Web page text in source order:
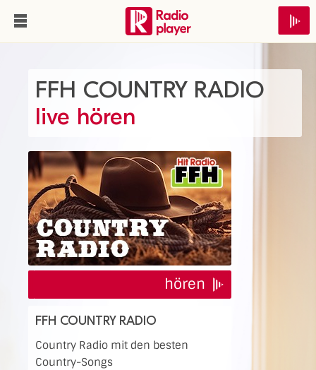
FFH COUNTRY RADIO
live hören
hören
FFH COUNTRY RADIO
Country Radio mit den besten
Country-Songs